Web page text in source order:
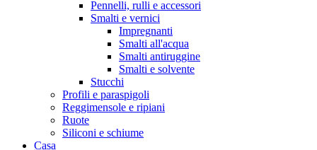
Pennelli, rulli e accessori
Smalti e vernici
Impregnanti
Smalti all'acqua
Smalti antiruggine
Smalti e solvente
Stucchi
Profili e paraspigoli
Reggimensole e ripiani
Ruote
Siliconi e schiume
Casa